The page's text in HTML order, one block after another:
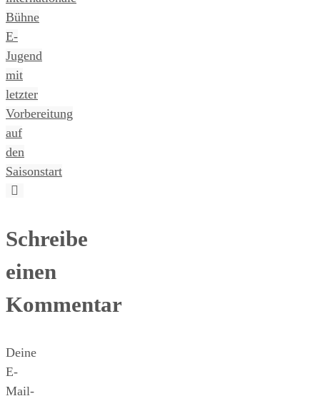
Bühne
E-
Jugend
mit
letzter
Vorbereitung
auf
den
Saisonstart
Schreibe
einen
Kommentar
Deine
E-
Mail-